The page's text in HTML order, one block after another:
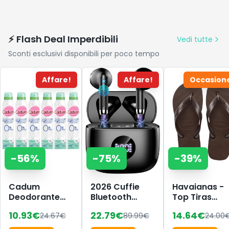
⚡ Flash Deal Imperdibili
Vedi tutte
Sconti esclusivi disponibili per poco tempo
Affare!
-56%
Cadum
Deodorante
Argil'Protect
10.93€24.67€
Affare!
-75%
2026 Cuffie
Bluetooth
Bluetooth 5.4,
22.79€89.99€
-39%
Havaianas -
Top Tiras
Infradito
14.64€24.00